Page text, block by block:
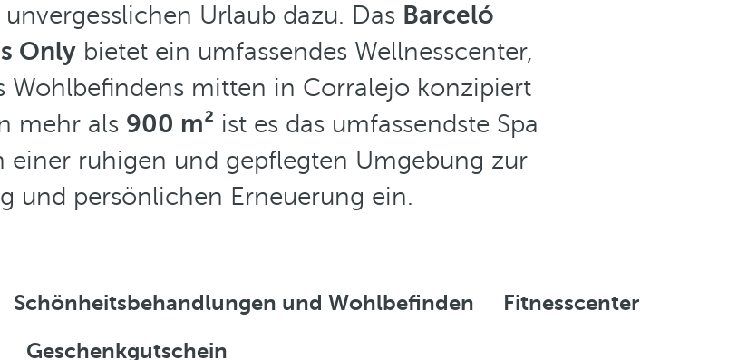
Urlaub dazu. Das Barceló
Onlybietet ein umfassendes Wellnesscenter,
Wohlbefindens mitten in Corralejo konzipiert
mehr als 900 m² ist es das umfassendste Spa
einer ruhigen und gepflegten Umgebung zur
und persönlichen Erneuerung ein.
Schönheitsbehandlungen und Wohlbefinden
Fitnesscenter
Geschenkgutschein